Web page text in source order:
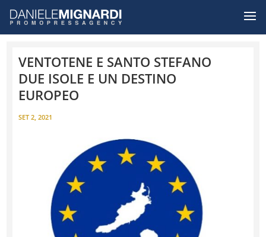
VENTOTENE E SANTO STEFANO
DUE ISOLE E UN DESTINO
EUROPEO
SET 2, 2021